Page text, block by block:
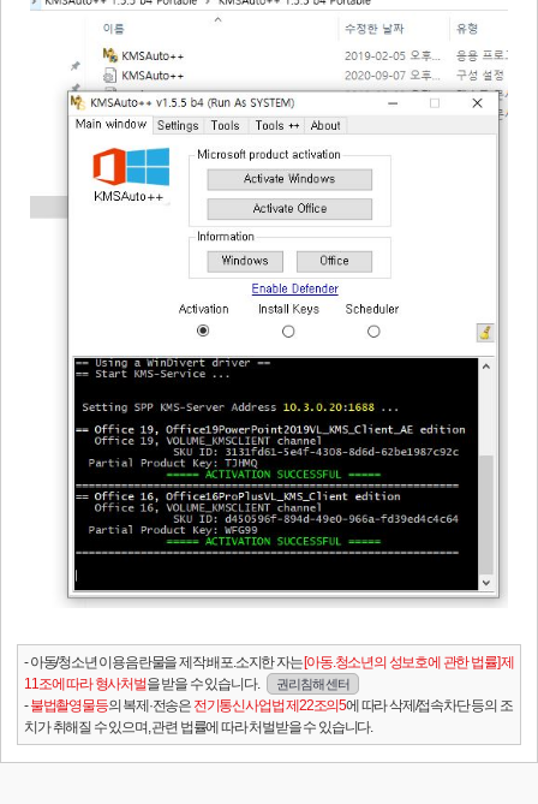
- 아동/청소년 이용음란물을 제작.배포.소지한 자는[아동.청소년의 성보호에 관한 법률] 제
11조에 따라 형사처벌을 받을 수 있습니다. 권리침해 센터
-불법촬영물등의 복제·전송은 전기통신사업법 제22조의5에 따라 삭제/접속차단 등의 조
치가 취해질 수 있으며, 관련 법률에 따라 처벌받을 수 있습니다.